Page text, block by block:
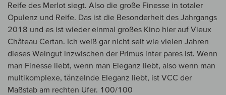
Reife des Merlot siegt. Also die große Finesse in totaler
Opulenz und Reife. Das ist die Besonderheit des Jahrgangs
2018 und es ist wieder einmal großes Kino hier auf Vieux
Château Certan. Ich weiß gar nicht seit wie vielen Jahren
dieses Weingut inzwischen der Primus inter pares ist. Wenn
man Finesse liebt, wenn man Eleganz liebt, also wenn man
multikomplexe, tänzelnde Eleganz liebt, ist VCC der
Maßstab am rechten Ufer. 100/100